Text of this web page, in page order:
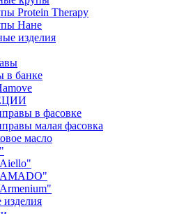
Protein Therapy
Нане
изделия
в банке
в фасовке
малая фасовка
масло